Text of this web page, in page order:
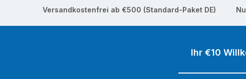
Versandkostenfrei ab €500 (Standard-Paket DE)
Ihr €10